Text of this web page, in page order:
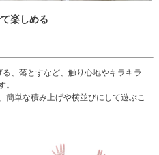
楽しめる
、落とすなど、触り心地やキラキラ
。
簡単な積み上げや横並びにして遊ぶこ